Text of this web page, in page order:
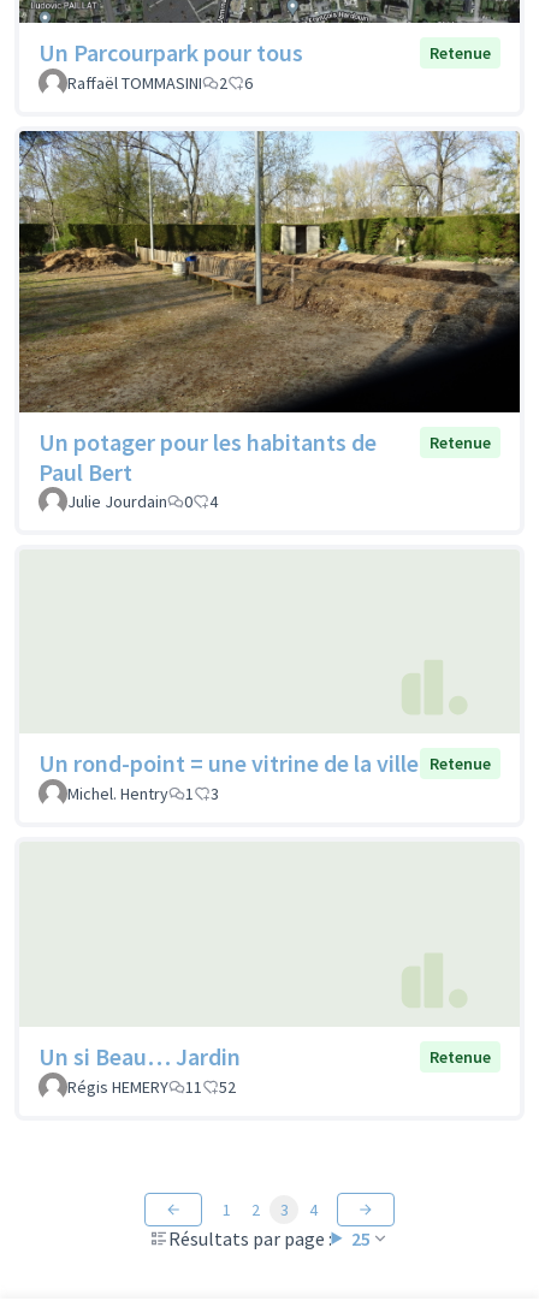
Un Parcourpark pour tous
Retenue
Raffaël TOMMASINI
2 6
Un potager pour les habitants de
Paul Bert
Retenue
Julie Jourdain 0 4
Un rond-point = une vitrine de la ville Retenue
Michel. Hentry
1 3
Un si Beau… Jardin
Retenue
Régis HEMERY
11 52
Résultats par page : 25
1 2 3 4